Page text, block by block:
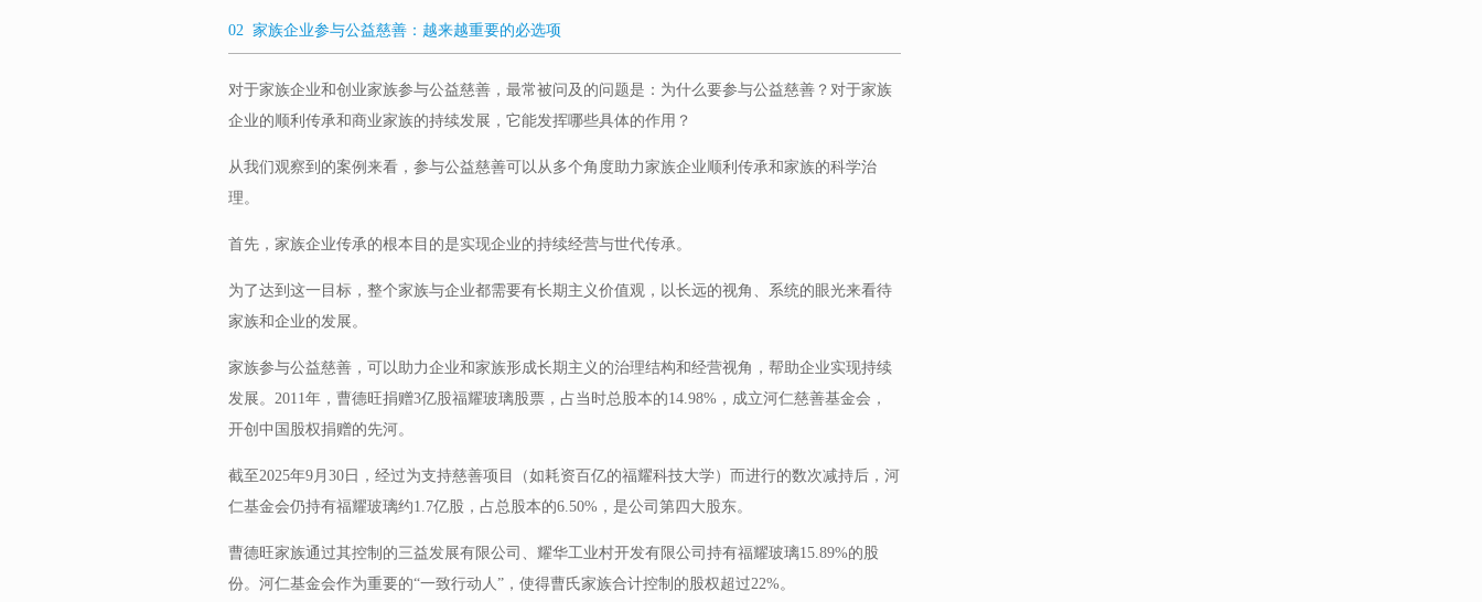
02 家族企业参与公益慈善：越来越重要的必选项
对于家族企业和创业家族参与公益慈善，最常被问及的问题是：为什么要参与公益慈善？对于家族
企业的顺利传承和商业家族的持续发展，它能发挥哪些具体的作用？
从我们观察到的案例来看，参与公益慈善可以从多个角度助力家族企业顺利传承和家族的科学治
理。
首先，家族企业传承的根本目的是实现企业的持续经营与世代传承。
为了达到这一目标，整个家族与企业都需要有长期主义价值观，以长远的视角、系统的眼光来看待
家族和企业的发展。
家族参与公益慈善，可以助力企业和家族形成长期主义的治理结构和经营视角，帮助企业实现持续
发展。2011年，曹德旺捐赠3亿股福耀玻璃股票，占当时总股本的14.98%，成立河仁慈善基金会，
开创中国股权捐赠的先河。
截至2025年9月30日，经过为支持慈善项目（如耗资百亿的福耀科技大学）而进行的数次减持后，河
仁基金会仍持有福耀玻璃约1.7亿股，占总股本的6.50%，是公司第四大股东。
曹德旺家族通过其控制的三益发展有限公司、耀华工业村开发有限公司持有福耀玻璃15.89%的股
份。河仁基金会作为重要的“一致行动人”，使得曹氏家族合计控制的股权超过22%。